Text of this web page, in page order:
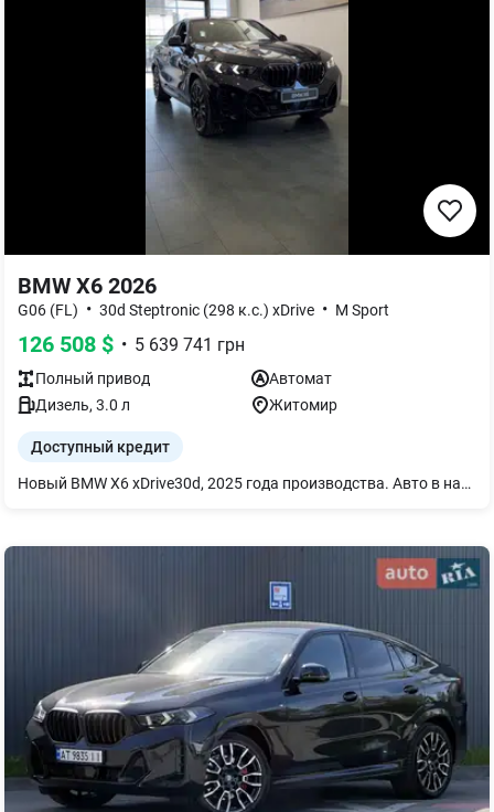
BMW X6 2026
G06 (FL) • 30d Steptronic (298 к.с.) xDrive • M Sport
126 508 $ • 5 639 741 грн
Полный привод
Автомат
Дизель, 3.0 л Житомир
Доступный кредит
Новый BMW X6 xDrive30d, 2025 года производства. Авто в наличии в нашем автосалоне. Цвет авто: Black Sapphire, Обивка из искусственной кожи `Sensafin` с декоративной прострочкой Coffee. Детальное описание: Адаптивная пневматическая подвеска, Пакет M Sport Pro, 21 М диски, Автоматические доводчики дверей, Запасное колесо-докатка, Передний пакет подогрева, Подогрев передних и задних сидений, М ремни безопасности, Система комфортного доступа, Акустическое остекление, Панели салона из дерева липы `Fineline` коричневые с открытыми порами, Солнцезащитное остекление, Комфортные передние сиденья, Активная вентиляция передних сидений, Персональная e-SIM, Оформление CraftedClarity, Адаптивные светодиодные фары, Черный потолок, Driving Assistant Professional (дистроник), Активная система помощи парковке "Parking Assistant Professional", Акустическая система Harman Kardon, ConnectedDrive. Гарантия 3 года или 200 тыс км. Условия кредитования до 3 лет со ставкой 0,01% годовых. (программа Multistep 2). За более детальной информацией обращайтесь по номеру, указанному на сайте.